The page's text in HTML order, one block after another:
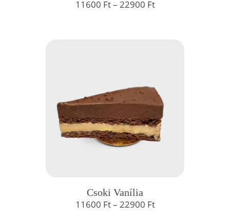
11600 Ft– 22900 FtÁrtartomány:
Csoki Vanília
11600 Ft– 22900 FtÁrtartomány: